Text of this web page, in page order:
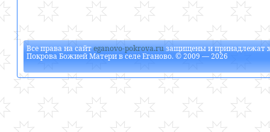
Все права на сайтeganovo-pokrova.ruзащищены и принадлежат
Покрова Божией Матери в селе Еганово. © 2009 — 2026